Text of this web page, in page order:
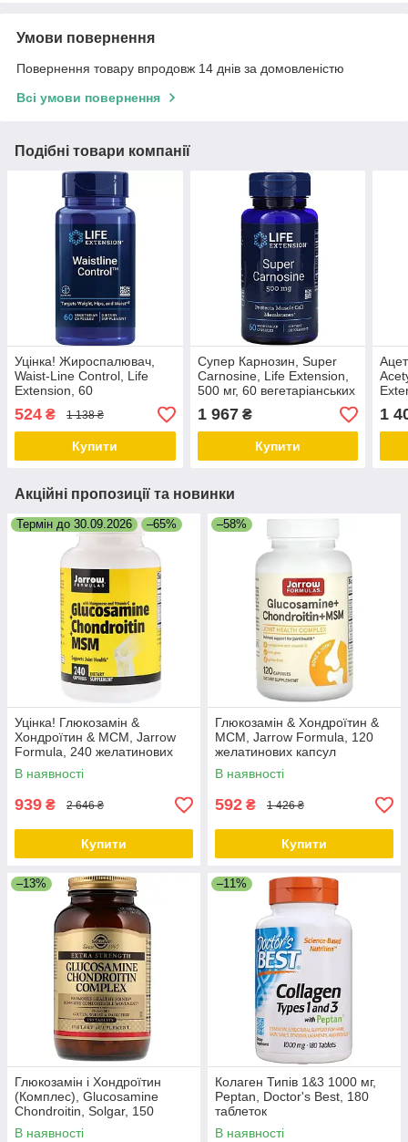
Умови повернення
Повернення товару впродовж 14 днів за домовленістю
Всі умови повернення
Подібні товари компанії
Уцінка! Жироспалювач,
Waist-Line Control, Life
Extension, 60
вегетаріанських капсул
524 ₴ 1 138 ₴
Купити
Супер Карнозин, Super
Carnosine, Life Extension,
500 мг, 60 вегетаріанських
капсул
1 967₴
Купити
1
Акційні пропозиції та новинки
Термін до 30.09.2026 –65%
Уцінка! Глюкозамін &
Хондроїтин & МСМ, Jarrow
Formula, 240 желатинових
капсул
В наявності
939 ₴ 2 646 ₴
Купити
–58%
Глюкозамін & Хондроїтин &
МСМ, Jarrow Formula, 120
желатинових капсул
В наявності
592 ₴ 1 426 ₴
Купити
–13%
Глюкозамін і Хондроїтин
(Комплес), Glucosamine
Chondroitin, Solgar, 150
таблеток
В наявності
–11%
Колаген Типів 1&3 1000 мг,
Peptan, Doctor's Best, 180
таблеток
В наявності